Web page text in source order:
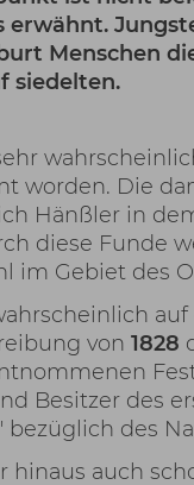
erwähnt.
Menschen
siedelten.
worden. Die
Hänßler in
diese Funde
im Gebiet des
von 1828
Besitzer des
bezüglich des
hinaus auch